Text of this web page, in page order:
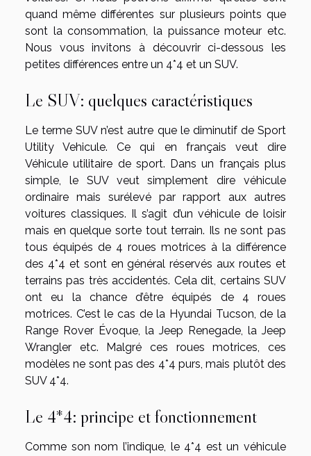
quand même différentes sur plusieurs points que
sont la consommation, la puissance moteur etc.
Nous vous invitons à découvrir ci-dessous les
petites différences entre un 4*4 et un SUV.
Le SUV: quelques caractéristiques
Le terme SUV n’est autre que le diminutif de Sport
Utility Vehicule. Ce qui en français veut dire
Véhicule utilitaire de sport. Dans un français plus
simple, le SUV veut simplement dire véhicule
ordinaire mais surélevé par rapport aux autres
voitures classiques. Il s’agit d’un véhicule de loisir
mais en quelque sorte tout terrain. Ils ne sont pas
tous équipés de 4 roues motrices à la différence
des 4*4 et sont en général réservés aux routes et
terrains pas très accidentés. Cela dit, certains SUV
ont eu la chance d’être équipés de 4 roues
motrices. C’est le cas de la Hyundai Tucson, de la
Range Rover Évoque, la Jeep Renegade, la Jeep
Wrangler etc. Malgré ces roues motrices, ces
modèles ne sont pas des 4*4 purs, mais plutôt des
SUV 4*4.
Le 4*4: principe et fonctionnement
Comme son nom l’indique, le 4*4 est un véhicule